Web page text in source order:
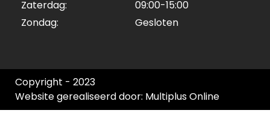
Zaterdag:
09:00-15:00
Zondag:
Gesloten
Copyright - 2023
Website gerealiseerd door: Multiplus Online